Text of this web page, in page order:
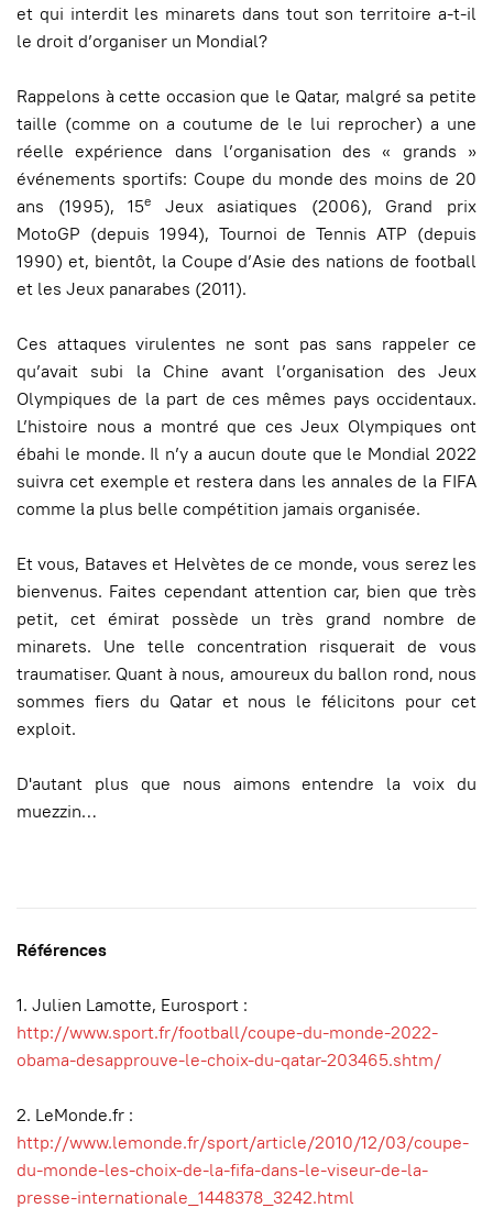
et qui interdit les minarets dans tout son territoire a-t-il
le droit d’organiser un Mondial?
Rappelons à cette occasion que le Qatar, malgré sa petite
taille (comme on a coutume de le lui reprocher) a une
réelle expérience dans l’organisation des « grands »
événements sportifs: Coupe du monde des moins de 20
ans (1995), 15e
Jeux asiatiques (2006), Grand prix
MotoGP (depuis 1994), Tournoi de Tennis ATP (depuis
1990) et, bientôt, la Coupe d’Asie des nations de football
et les Jeux panarabes (2011).
Ces attaques virulentes ne sont pas sans rappeler ce
qu’avait subi la Chine avant l’organisation des Jeux
Olympiques de la part de ces mêmes pays occidentaux.
L’histoire nous a montré que ces Jeux Olympiques ont
ébahi le monde. Il n’y a aucun doute que le Mondial 2022
suivra cet exemple et restera dans les annales de la FIFA
comme la plus belle compétition jamais organisée.
Et vous, Bataves et Helvètes de ce monde, vous serez les
bienvenus. Faites cependant attention car, bien que très
petit, cet émirat possède un très grand nombre de
minarets. Une telle concentration risquerait de vous
traumatiser. Quant à nous, amoureux du ballon rond, nous
sommes fiers du Qatar et nous le félicitons pour cet
exploit.
D'autant plus que nous aimons entendre la voix du
muezzin…
Références
1. Julien Lamotte, Eurosport :
http://www.sport.fr/football/coupe-du-monde-2022-
obama-desapprouve-le-choix-du-qatar-203465.shtm/
2. LeMonde.fr :
http://www.lemonde.fr/sport/article/2010/12/03/coupe-
du-monde-les-choix-de-la-fifa-dans-le-viseur-de-la-
presse-internationale_1448378_3242.html